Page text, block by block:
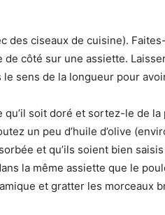
des ciseaux de cuisine).
côté sur une assiette.
sens de la longueur pour
soit doré et sortez-le de
un peu d’huile d’olive
et qu’ils soient bien
la même assiette que le
et gratter les morceaux